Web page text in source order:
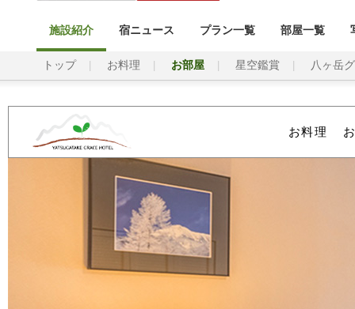
施設紹介 宿ニュース プラン一覧 部屋一覧
トップ お料理 お部屋 星空鑑賞 八ヶ岳
お料理